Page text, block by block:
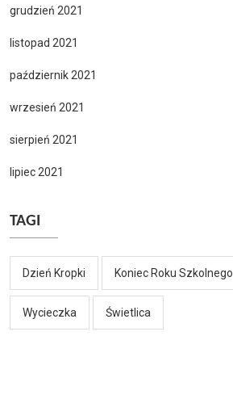
grudzień 2021
listopad 2021
październik 2021
wrzesień 2021
sierpień 2021
lipiec 2021
TAGI
Dzień Kropki Koniec Roku Szkolnego
Wycieczka Świetlica